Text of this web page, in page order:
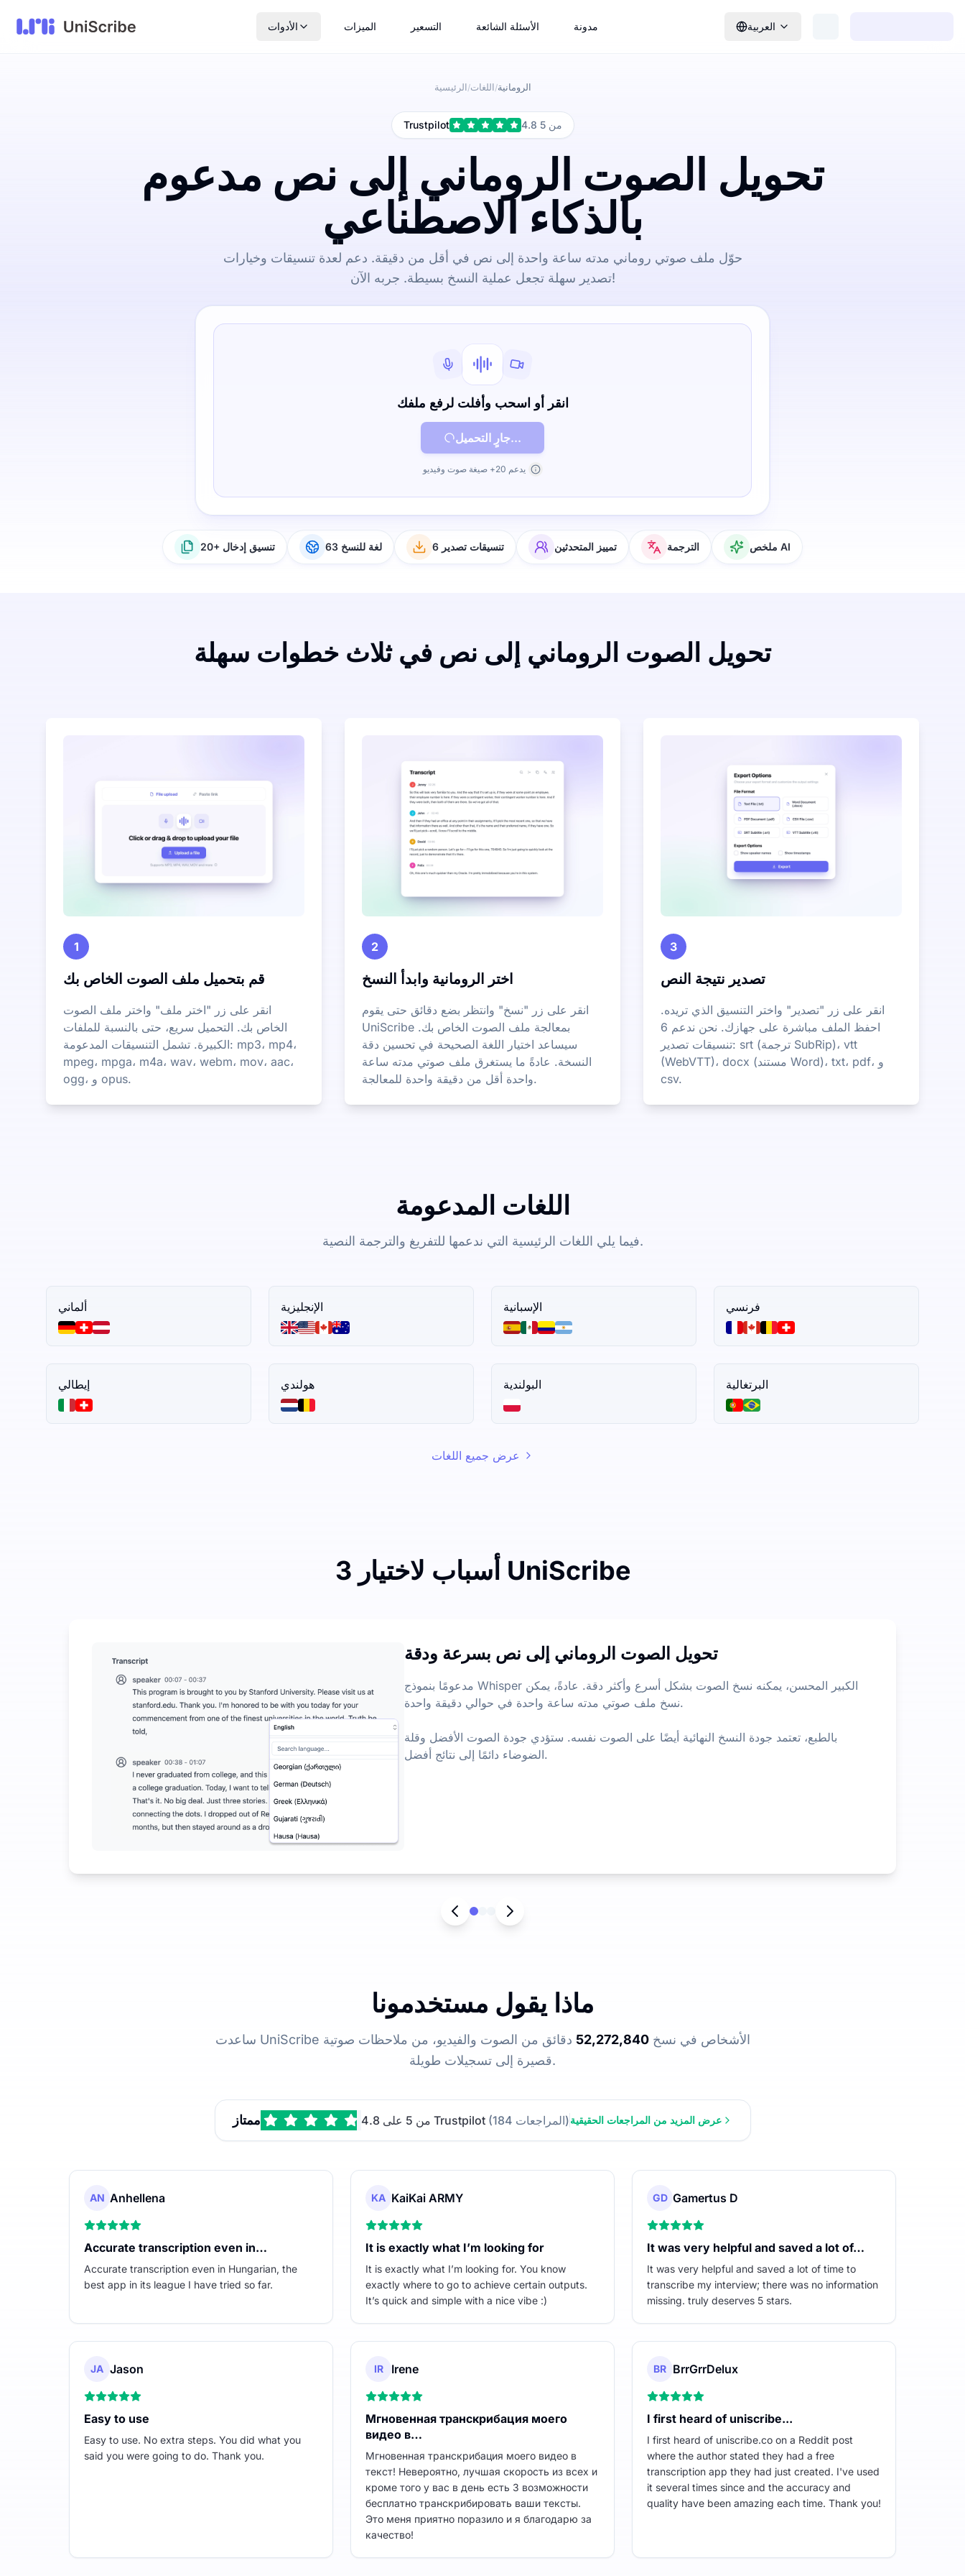
الأدوات الميزات التسعير الأسئلة الشائعة مدونة العربية
الرئيسية/اللغات/الرومانية
Trustpilot 4.8 من 5
تحويل الصوت الروماني إلى نص مدعوم
بالذكاء الاصطناعي
حوّل ملف صوتي روماني مدته ساعة واحدة إلى نص في أقل من دقيقة. دعم لعدة تنسيقات وخيارات
تصدير سهلة تجعل عملية النسخ بسيطة. جربه الآن!
انقر أو اسحب وأفلت لرفع ملفك
جارٍ التحميل...
يدعم 20+ صيغة صوت وفيديو
20+ تنسيق إدخال 63 لغة للنسخ 6 تنسيقات تصدير تمييز المتحدثين الترجمة ملخص AI
تحويل الصوت الروماني إلى نص في ثلاث خطوات سهلة
1
قم بتحميل ملف الصوت الخاص بك
انقر على زر "اختر ملف" واختر ملف الصوت
الخاص بك. التحميل سريع، حتى بالنسبة للملفات
الكبيرة. تشمل التنسيقات المدعومة: mp3، mp4،
mpeg، mpga، m4a، wav، webm، mov، aac،
ogg، و opus.
2
اختر الرومانية وابدأ النسخ
انقر على زر "نسخ" وانتظر بضع دقائق حتى يقوم
UniScribe بمعالجة ملف الصوت الخاص بك.
سيساعد اختيار اللغة الصحيحة في تحسين دقة
النسخة. عادةً ما يستغرق ملف صوتي مدته ساعة
واحدة أقل من دقيقة واحدة للمعالجة.
3
تصدير نتيجة النص
انقر على زر "تصدير" واختر التنسيق الذي تريده.
احفظ الملف مباشرة على جهازك. نحن ندعم 6
تنسيقات تصدير: srt (ترجمة SubRip)، vtt
(WebVTT)، docx (مستند Word)، txt، pdf، و
csv.
اللغات المدعومة
فيما يلي اللغات الرئيسية التي ندعمها للتفريغ والترجمة النصية.
ألماني الإنجليزية الإسبانية فرنسي
إيطالي هولندي البولندية البرتغالية
عرض جميع اللغات
3 أسباب لاختيار UniScribe
ميزات الذكاء الاصطناعي الإضافية متاحة بخلاف تحويل الصوت إلى نص تحويل الصوت الروماني إلى نص بسرعة ودقة
مدعومًا بنموذج Whisper الكبير المحسن، يمكنه نسخ الصوت بشكل أسرع وأكثر دقة. عادةً، يمكن
نسخ ملف صوتي مدته ساعة واحدة في حوالي دقيقة واحدة.
بالطبع، تعتمد جودة النسخ النهائية أيضًا على الصوت نفسه. ستؤدي جودة الصوت الأفضل وقلة
الضوضاء دائمًا إلى نتائج أفضل.
ماذا يقول مستخدمونا
ساعدت UniScribe الأشخاص في نسخ52,272,840 دقائق من الصوت والفيديو، من ملاحظات صوتية
قصيرة إلى تسجيلات طويلة.
ممتاز 4.8 من 5 على Trustpilot (184 المراجعات)عرض المزيد من المراجعات الحقيقية
AN Anhellena
Accurate transcription even in…
Accurate transcription even in Hungarian, the
best app in its league I have tried so far.
KA KaiKai ARMY
It is exactly what I’m looking for
It is exactly what I’m looking for. You know
exactly where to go to achieve certain outputs.
It’s quick and simple with a nice vibe :)
GD Gamertus D
It was very helpful and saved a lot of…
It was very helpful and saved a lot of time to
transcribe my interview; there was no information
missing. truly deserves 5 stars.
JA Jason
Easy to use
Easy to use. No extra steps. You did what you
said you were going to do. Thank you.
IR Irene
Мгновенная транскрибация моего
видео в…
Мгновенная транскрибация моего видео в
текст! Невероятно, лучшая скорость из всех и
кроме того у вас в день есть 3 возможности
бесплатно транскрибировать ваши тексты.
Это меня приятно поразило и я благодарю за
качество!
BR BrrGrrDelux
I first heard of uniscribe...
I first heard of uniscribe.co on a Reddit post
where the author stated they had a free
transcription app they had just created. I've used
it several times since and the accuracy and
quality have been amazing each time. Thank you!